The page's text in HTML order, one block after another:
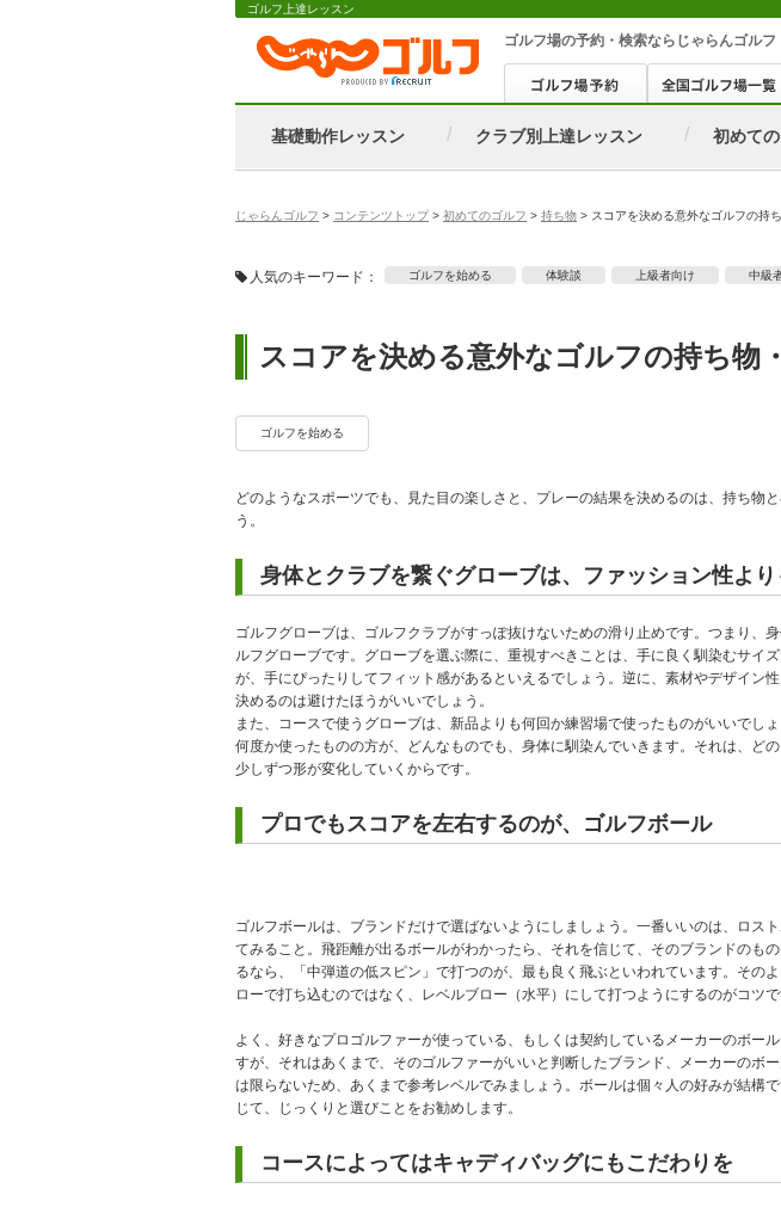
ゴルフ上達レッスン
ゴルフ場の予約・検索ならじゃらんゴルフ
基礎動作レッスン クラブ別上達レッスン 初めて
じゃらんゴルフ > コンテンツトップ> 初めてのゴルフ > 持ち物 > スコアを決める意外なゴルフの持
人気のキーワード： ゴルフを始める 体験談 上級者向け 中級
スコアを決める意外なゴルフの持ち物
ゴルフを始める
どのようなスポーツでも、見た目の楽しさと、プレーの結果を決めるのは、持ち物
う。
身体とクラブを繋ぐグローブは、ファッション性よ
ゴルフグローブは、ゴルフクラブがすっぽ抜けないための滑り止めです。つまり、
ルフグローブです。グローブを選ぶ際に、重視すべきことは、手に良く馴染むサイ
が、手にぴったりしてフィット感があるといえるでしょう。逆に、素材やデザイン
決めるのは避けたほうがいいでしょう。
また、コースで使うグローブは、新品よりも何回か練習場で使ったものがいいでしょ
何度か使ったものの方が、どんなものでも、身体に馴染んでいきます。それは、ど
少しずつ形が変化していくからです。
プロでもスコアを左右するのが、ゴルフボール
ゴルフボールは、ブランドだけで選ばないようにしましょう。一番いいのは、ロス
てみること。飛距離が出るボールがわかったら、それを信じて、そのブランドのも
るなら、「中弾道の低スピン」で打つのが、最も良く飛ぶといわれています。その
ローで打ち込むのではなく、レベルブロー（水平）にして打つようにするのがコツで
よく、好きなプロゴルファーが使っている、もしくは契約しているメーカーのボー
すが、それはあくまで、そのゴルファーがいいと判断したブランド、メーカーのボ
は限らないため、あくまで参考レベルでみましょう。ボールは個々人の好みが結構
じて、じっくりと選びことをお勧めします。
コースによってはキャディバッグにもこだわりを